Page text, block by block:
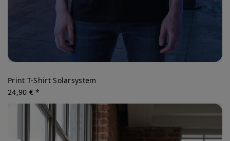
Print T-Shirt Solarsystem
24,90 € *